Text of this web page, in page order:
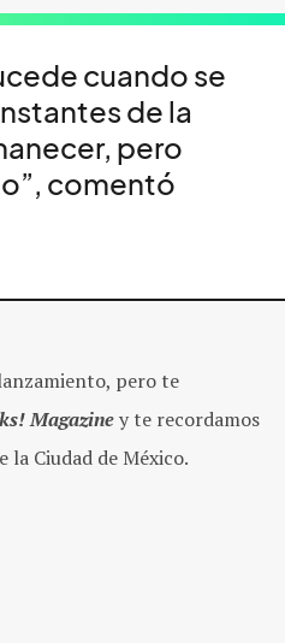
cuando se
de la
pero
comentó
pero te
Magaziney te recordamos
la Ciudad de México.